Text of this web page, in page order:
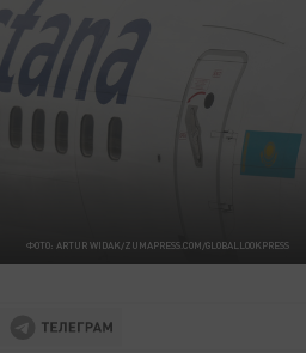
ФОТО: ARTUR WIDAK/ZUMAPRESS.COM/GLOBALLOOKPRESS